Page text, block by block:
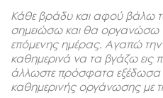
Κάθε βράδυ και αφού βάλω
σημειώσω και θα οργανώσω
επόμενης ημέρας. Αγαπώ την
καθημερινά να τα βγάζω εις
άλλωστε πρόσφατα εξέδωσα
καθημερινής οργάνωσης με